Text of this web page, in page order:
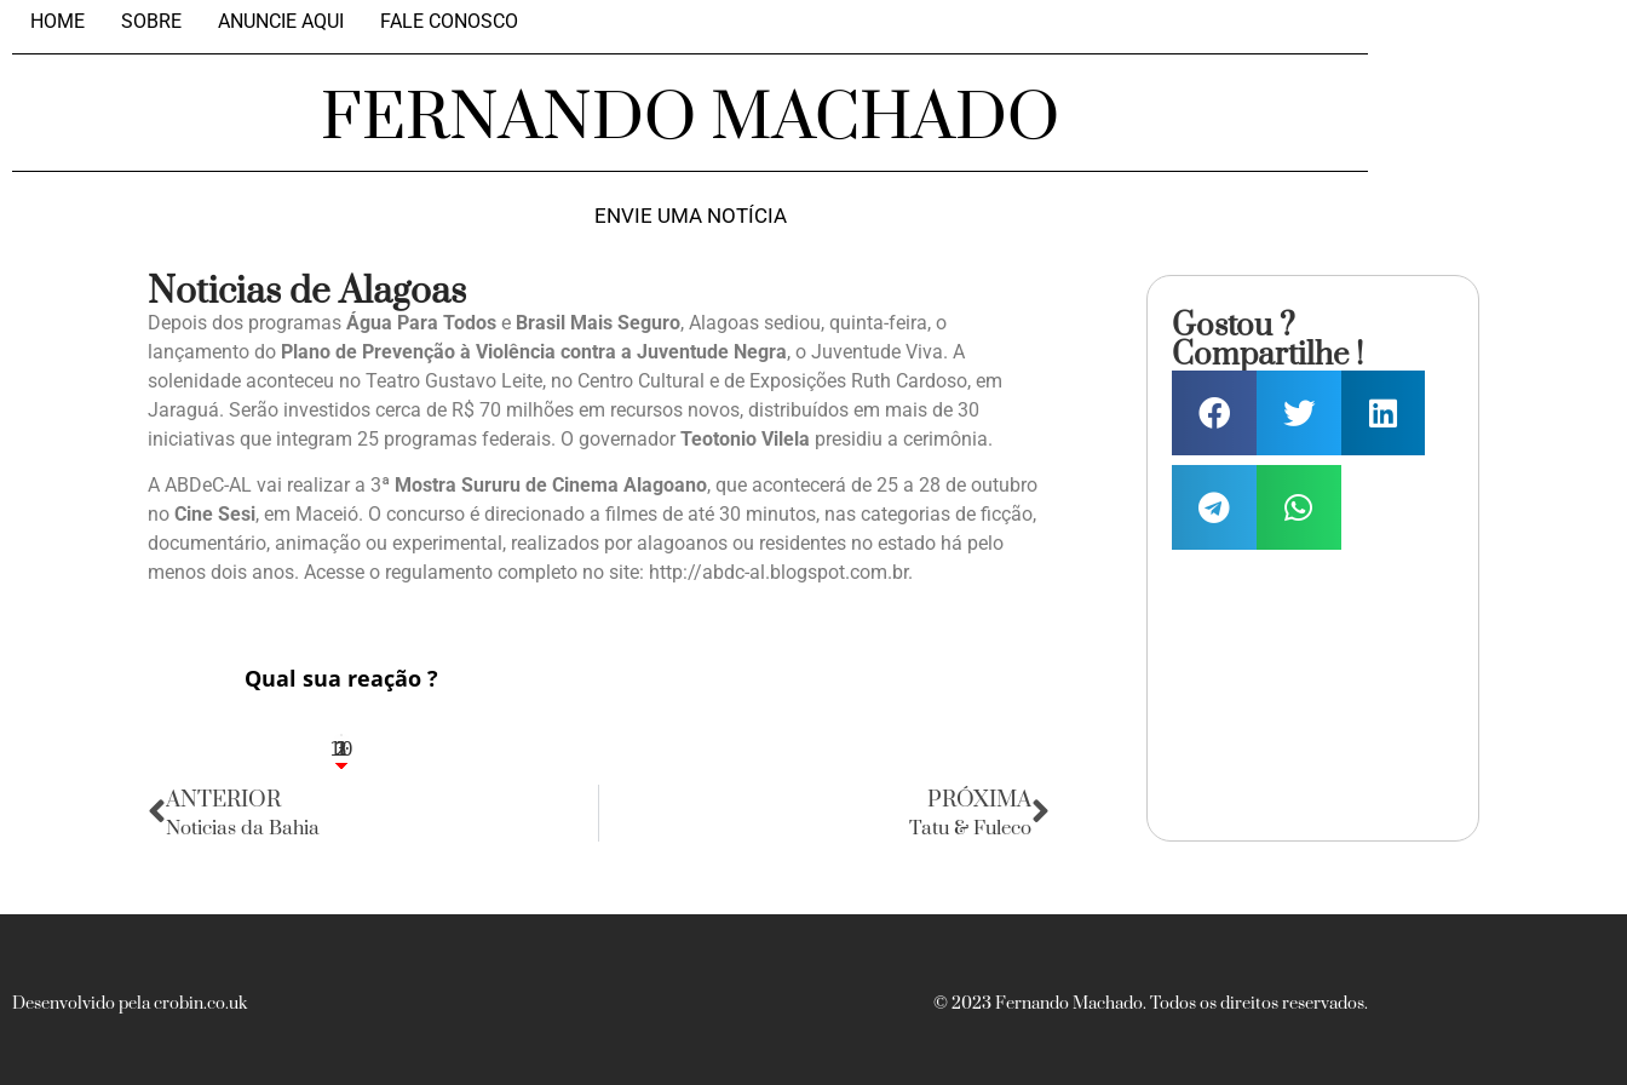
HOME SOBRE ANUNCIE AQUI FALE CONOSCO
FERNANDO MACHADO
ENVIE UMA NOTÍCIA
Noticias de Alagoas
Depois dos programas Água Para Todos e Brasil Mais Seguro, Alagoas sediou, quinta-feira, o
lançamento do Plano de Prevenção à Violência contra a Juventude Negra, o Juventude Viva. A
solenidade aconteceu no Teatro Gustavo Leite, no Centro Cultural e de Exposições Ruth Cardoso, em
Jaraguá. Serão investidos cerca de R$ 70 milhões em recursos novos, distribuídos em mais de 30
iniciativas que integram 25 programas federais. O governador Teotonio Vilela presidiu a cerimônia.
A ABDeC-AL vai realizar a 3ª Mostra Sururu de Cinema Alagoano, que acontecerá de 25 a 28 de outubro
no Cine Sesi, em Maceió. O concurso é direcionado a filmes de até 30 minutos, nas categorias de ficção,
documentário, animação ou experimental, realizados por alagoanos ou residentes no estado há pelo
menos dois anos. Acesse o regulamento completo no site: http://abdc-al.blogspot.com.br.
Qual sua reação ?
3
1
1
2
10
ANTERIOR
Noticias da Bahia
PRÓXIMA
Tatu & Fuleco
Gostou ?
Compartilhe !
Desenvolvido pela crobin.co.uk © 2023 Fernando Machado. Todos os direitos reservados.